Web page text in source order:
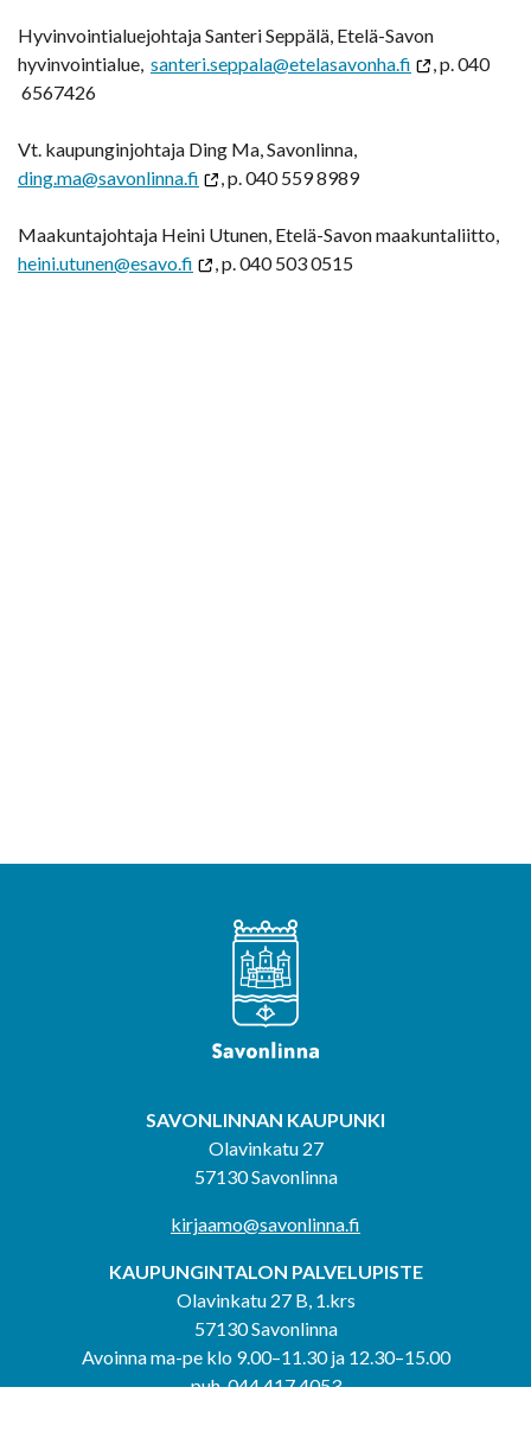
Hyvinvointialuejohtaja Santeri Seppälä, Etelä-Savon
hyvinvointialue, santeri.seppala@etelasavonha.fi
, p. 040
6567426
Vt. kaupunginjohtaja Ding Ma, Savonlinna,
ding.ma@savonlinna.fi
, p. 040 559 8989
Maakuntajohtaja Heini Utunen, Etelä-Savon maakuntaliitto,
heini.utunen@esavo.fi
, p. 040 503 0515
SAVONLINNAN KAUPUNKI
Olavinkatu 27
57130 Savonlinna
kirjaamo@savonlinna.fi
KAUPUNGINTALON PALVELUPISTE
Olavinkatu 27 B, 1.krs
57130 Savonlinna
Avoinna ma-pe klo 9.00–11.30 ja 12.30–15.00
puh. 044 417 4053